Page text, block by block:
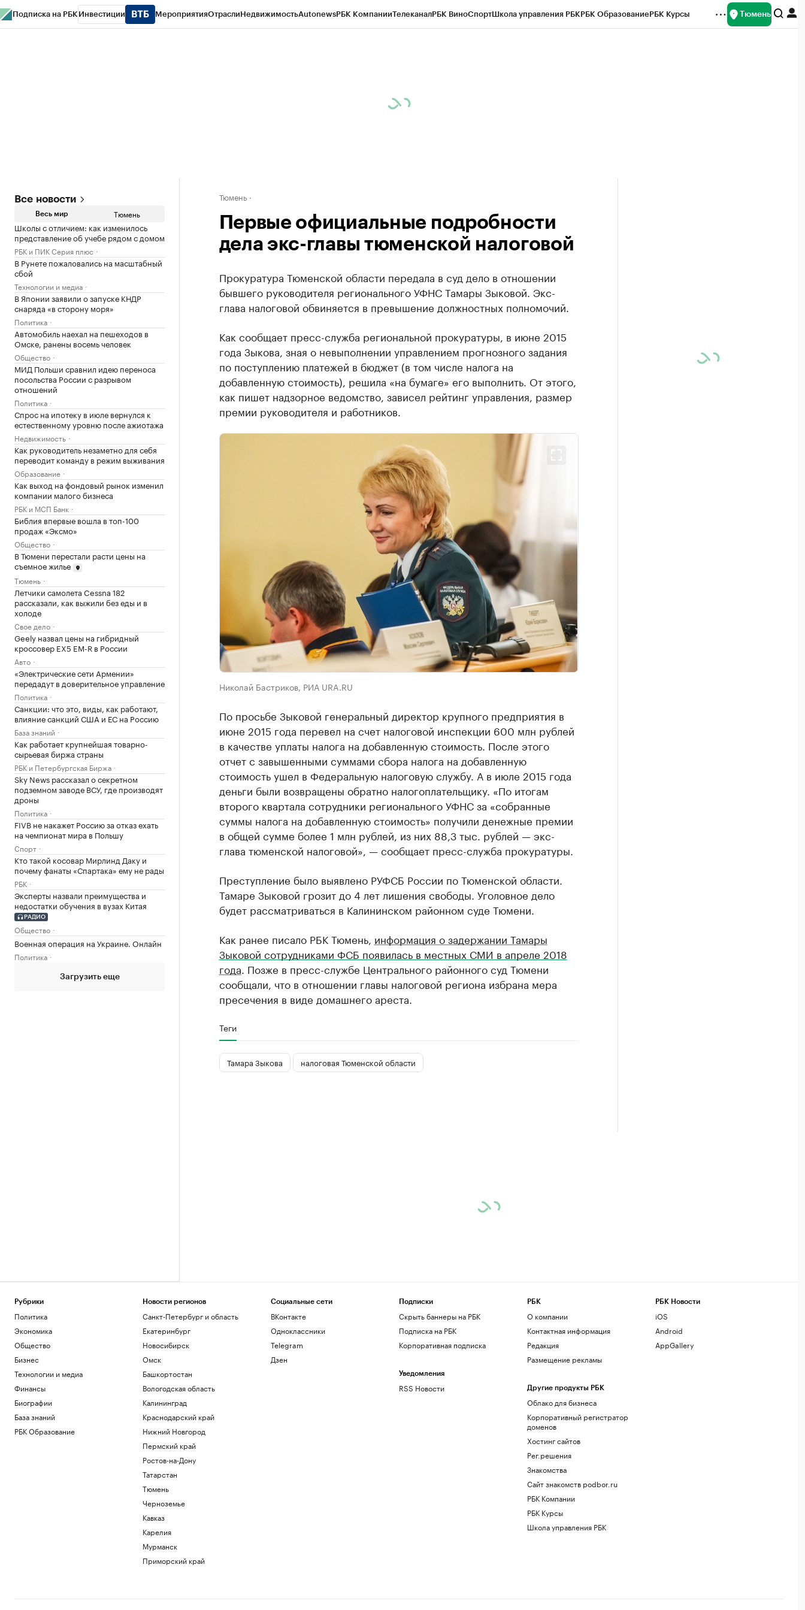
Подписка на РБК Инвестиции МероприятияОтраслиНедвижимостьAutonewsРБК КомпанииТелеканалРБК ВиноСпортШкола управления РБКРБК ОбразованиеРБК Курсы Тюмень
Все новости
Весь мир Тюмень
Школы с отличием: как изменилось
представление об учебе рядом с домом
РБК и ПИК Серия плюс
В Рунете пожаловались на масштабный
сбой
Технологии и медиа
В Японии заявили о запуске КНДР
снаряда «в сторону моря»
Политика
Автомобиль наехал на пешеходов в
Омске, ранены восемь человек
Общество
МИД Польши сравнил идею переноса
посольства России с разрывом
отношений
Политика
Спрос на ипотеку в июле вернулся к
естественному уровню после ажиотажа
Недвижимость
Как руководитель незаметно для себя
переводит команду в режим выживания
Образование
Как выход на фондовый рынок изменил
компании малого бизнеса
РБК и МСП Банк
Библия впервые вошла в топ-100
продаж «Эксмо»
Общество
В Тюмени перестали расти цены на
съемное жилье
Тюмень
Летчики самолета Cessna 182
рассказали, как выжили без еды и в
холоде
Свое дело
Geely назвал цены на гибридный
кроссовер EX5 EM-R в России
Авто
«Электрические сети Армении»
передадут в доверительное управление
Политика
Санкции: что это, виды, как работают,
влияние санкций США и ЕС на Россию
База знаний
Как работает крупнейшая товарно-
сырьевая биржа страны
РБК и Петербургская Биржа
Sky News рассказал о секретном
подземном заводе ВСУ, где производят
дроны
Политика
FIVB не накажет Россию за отказ ехать
на чемпионат мира в Польшу
Спорт
Кто такой косовар Мирлинд Даку и
почему фанаты «Спартака» ему не рады
РБК
Эксперты назвали преимущества и
недостатки обучения в вузах Китая
РАДИО
Общество
Военная операция на Украине. Онлайн
Политика
Загрузить еще
Тюмень
Первые официальные подробности
дела экс-главы тюменской налоговой
Прокуратура Тюменской области передала в суд дело в отношении
бывшего руководителя регионального УФНС Тамары Зыковой. Экс-
глава налоговой обвиняется в превышение должностных полномочий.
Как сообщает пресс-служба региональной прокуратуры, в июне 2015
года Зыкова, зная о невыполнении управлением прогнозного задания
по поступлению платежей в бюджет (в том числе налога на
добавленную стоимость), решила «на бумаге» его выполнить. От этого,
как пишет надзорное ведомство, зависел рейтинг управления, размер
премии руководителя и работников.
Николай Бастриков, РИА URA.RU
По просьбе Зыковой генеральный директор крупного предприятия в
июне 2015 года перевел на счет налоговой инспекции 600 млн рублей
в качестве уплаты налога на добавленную стоимость. После этого
отчет с завышенными суммами сбора налога на добавленную
стоимость ушел в Федеральную налоговую службу. А в июле 2015 года
деньги были возвращены обратно налогоплательщику. «По итогам
второго квартала сотрудники регионального УФНС за «собранные
суммы налога на добавленную стоимость» получили денежные премии
в общей сумме более 1 млн рублей, из них 88,3 тыс. рублей — экс-
глава тюменской налоговой», — сообщает пресс-служба прокуратуры.
Преступление было выявлено РУФСБ России по Тюменской области.
Тамаре Зыковой грозит до 4 лет лишения свободы. Уголовное дело
будет рассматриваться в Калининском районном суде Тюмени.
Как ранее писало РБК Тюмень, информация о задержании Тамары
Зыковой сотрудниками ФСБ появилась в местных СМИ в апреле 2018
года . Позже в пресс-службе Центрального районного суд Тюмени
сообщали, что в отношении главы налоговой региона избрана мера
пресечения в виде домашнего ареста.
Теги
Тамара Зыкова налоговая Тюменской области
Рубрики
Политика
Экономика
Общество
Бизнес
Технологии и медиа
Финансы
Биографии
База знаний
РБК Образование
Новости регионов
Санкт-Петербург и область
Екатеринбург
Новосибирск
Омск
Башкортостан
Вологодская область
Калининград
Краснодарский край
Нижний Новгород
Пермский край
Ростов-на-Дону
Татарстан
Тюмень
Черноземье
Кавказ
Карелия
Мурманск
Приморский край
Социальные сети
ВКонтакте
Одноклассники
Telegram
Дзен
Подписки
Скрыть баннеры на РБК
Подписка на РБК
Корпоративная подписка
Уведомления
RSS Новости
РБК
О компании
Контактная информация
Редакция
Размещение рекламы
Другие продукты РБК
Облако для бизнеса
Корпоративный регистратор
доменов
Хостинг сайтов
Рег.решения
Знакомства
Сайт знакомств podbor.ru
РБК Компании
РБК Курсы
Школа управления РБК
РБК Новости
iOS
Android
AppGallery